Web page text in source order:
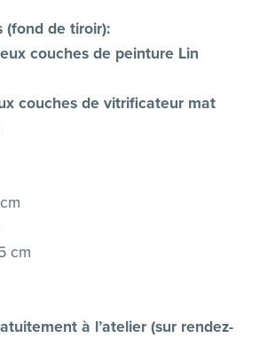
(fond de tiroir):
couches de peinture Lin
couches de vitrificateur mat
cm
à l’atelier (sur rendez-